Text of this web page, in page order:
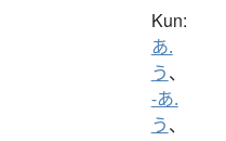
Kun:
あ.
う、
-あ.
う、